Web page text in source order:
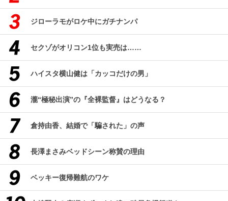
ジローラモがロケ中にガチナンパ
セクゾがオリコン1位も実売は……
ハイスタ横山健は「カッコだけの男」
瀧“極秘出演”の『全裸監督』はどうなる？
倉持由香、結婚で「騙された」の声
長澤まさみベッドシーン称賛の理由
ベッキー復帰難航のワケ